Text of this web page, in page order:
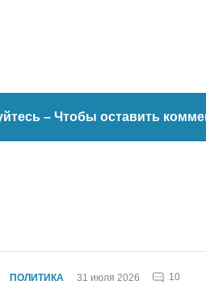
– Чтобы оставить
ПОЛИТИКА 31 июля 2026 10